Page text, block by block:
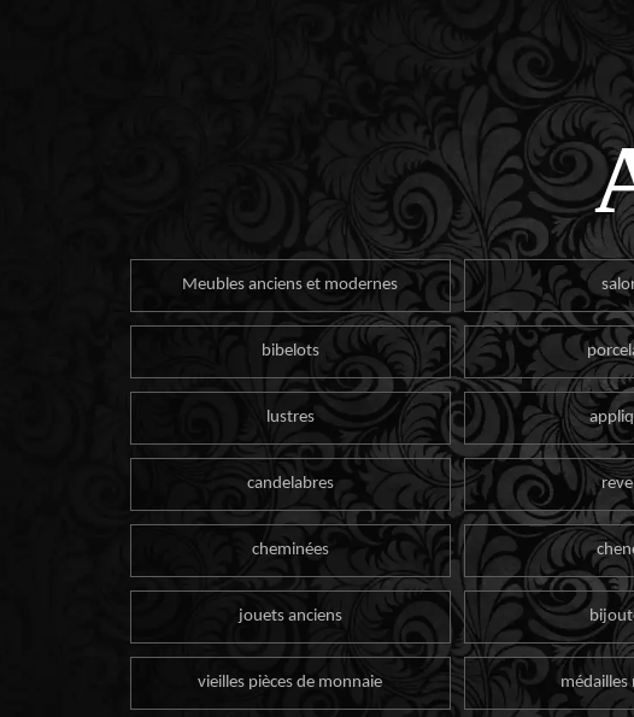
Meubles anciens et modernes
bibelots
lustres
candelabres
cheminées
jouets anciens
vieilles pièces de monnaie médailles